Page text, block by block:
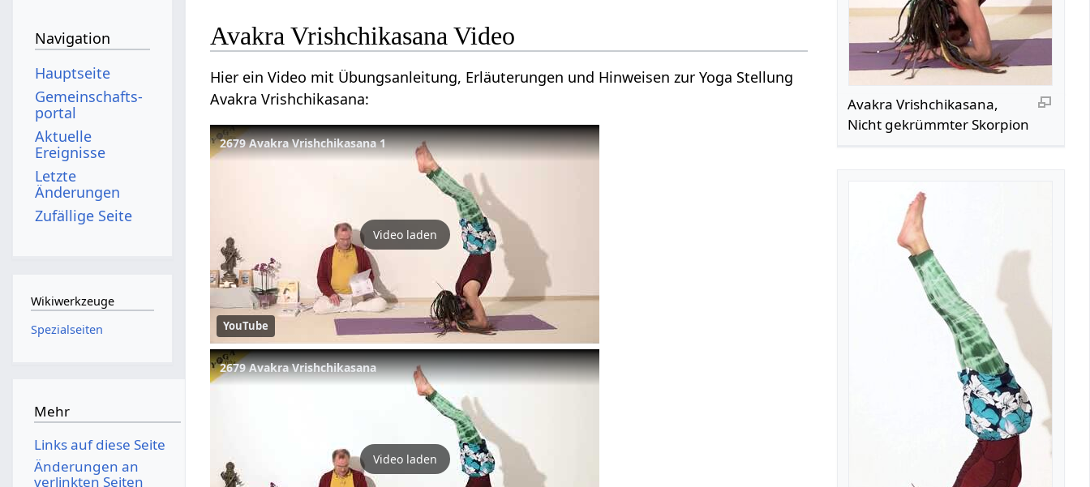
Avakra Vrishchikasana,
Nicht gekrümmter Skorpion
Avakra Vrishchikasana Video
Hier ein Video mit Übungsanleitung, Erläuterungen und Hinweisen zur Yoga Stellung
Avakra Vrishchikasana:
2679 Avakra Vrishchikasana 1
Video laden
YouTube
2679 Avakra Vrishchikasana
Video laden
Navigation
Hauptseite
Gemeinschafts­
portal
Aktuelle
Ereignisse
Letzte
Änderungen
Zufällige Seite
Wikiwerkzeuge
Spezialseiten
Mehr
Links auf diese Seite
Änderungen an
verlinkten Seiten